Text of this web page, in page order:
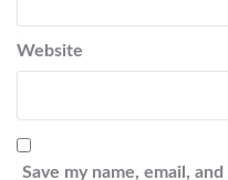
Website
Save my name, email,